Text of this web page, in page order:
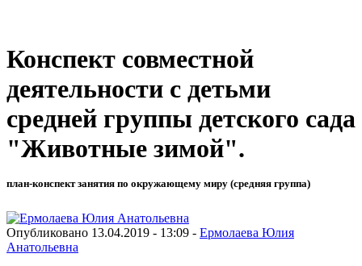
Конспект совместной
деятельности с детьми
средней группы детского сада
"Животные зимой".
план-конспект занятия по окружающему миру (средняя группа)
Опубликовано 13.04.2019 - 13:09 - Ермолаева Юлия
Анатольевна